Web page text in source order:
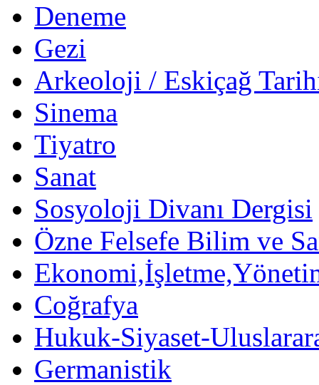
Deneme
Gezi
Arkeoloji / Eskiçağ
Sinema
Tiyatro
Sanat
Sosyoloji Divanı Dergisi
Özne Felsefe Bilim ve
Coğrafya
Hukuk-Siyaset-
Germanistik